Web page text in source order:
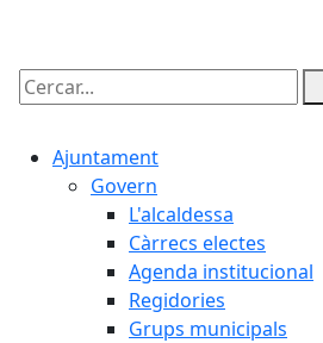
Cercar:
Ajuntament
Govern
L'alcaldessa
Càrrecs electes
Agenda institucional
Regidories
Grups municipals